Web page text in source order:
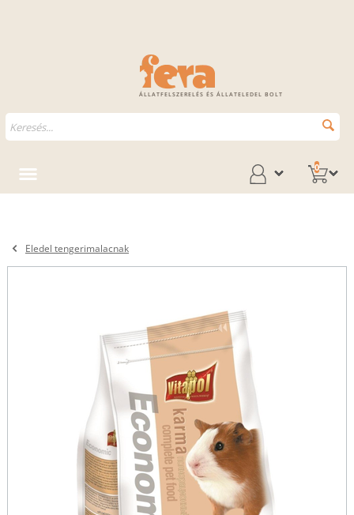
ÁLLATFELSZERELÉS ÉS ÁLLATELEDEL BOLT
0
Eledel tengerimalacnak